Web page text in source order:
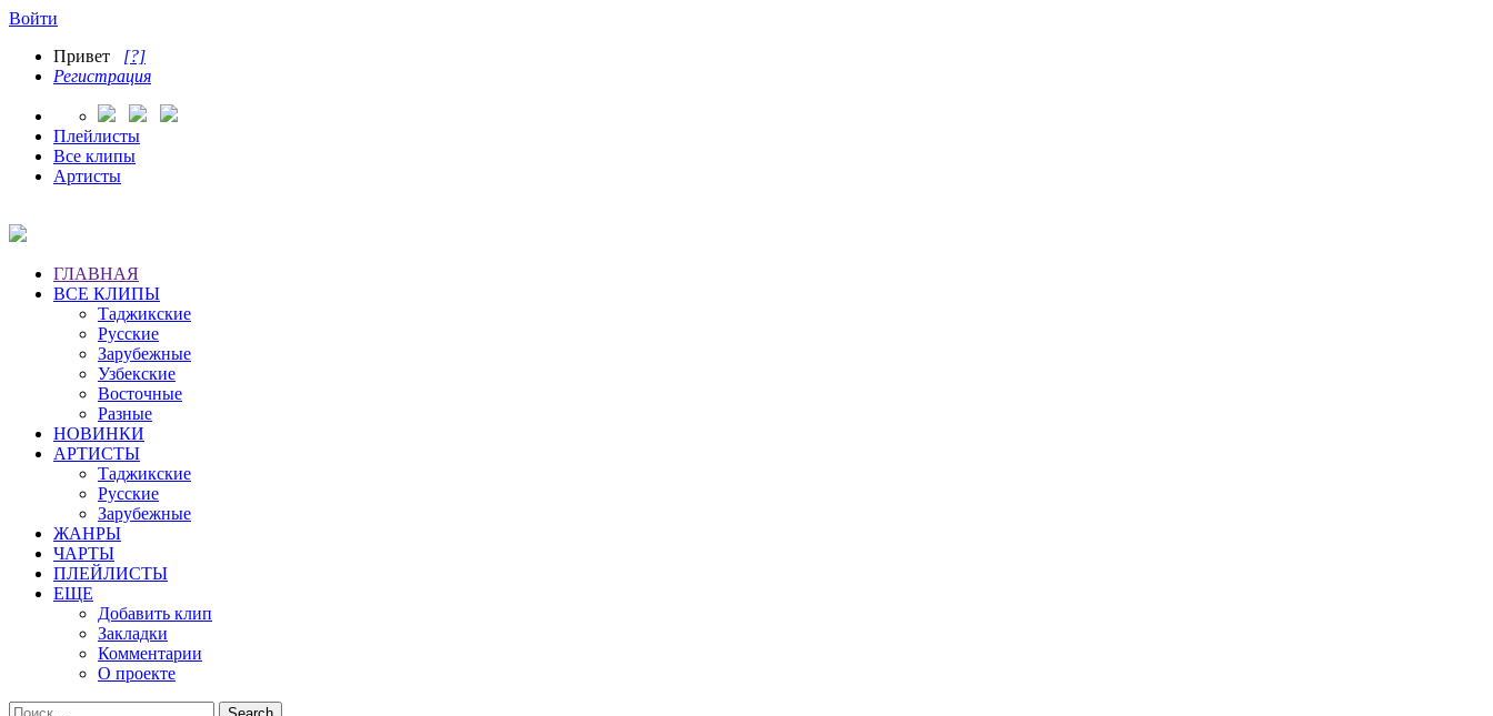
Войти
Привет [?]
Регистрация
Плейлисты
Все клипы
Артисты
ГЛАВНАЯ
ВСЕ КЛИПЫ
Таджикские
Русские
Зарубежные
Узбекские
Восточные
Разные
НОВИНКИ
АРТИСТЫ
Таджикские
Русские
Зарубежные
ЖАНРЫ
ЧАРТЫ
ПЛЕЙЛИСТЫ
ЕЩЕ
Добавить клип
Закладки
Комментарии
О проекте